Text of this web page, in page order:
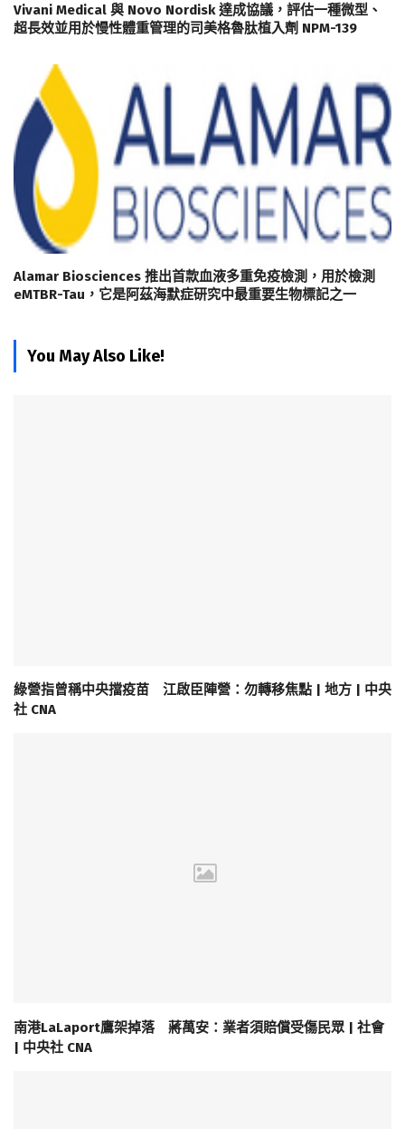
Vivani Medical 與 Novo Nordisk 達成協議，評估一種微型、
超長效並用於慢性體重管理的司美格魯肽植入劑 NPM-139
Alamar Biosciences 推出首款血液多重免疫檢測，用於檢測
eMTBR-Tau，它是阿茲海默症研究中最重要生物標記之一
You May Also Like!
綠營指曾稱中央擋疫苗 江啟臣陣營：勿轉移焦點 | 地方 | 中央
社 CNA
南港LaLaport鷹架掉落 蔣萬安：業者須賠償受傷民眾 | 社會
| 中央社 CNA